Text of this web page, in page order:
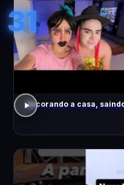
31
decorando a casa,